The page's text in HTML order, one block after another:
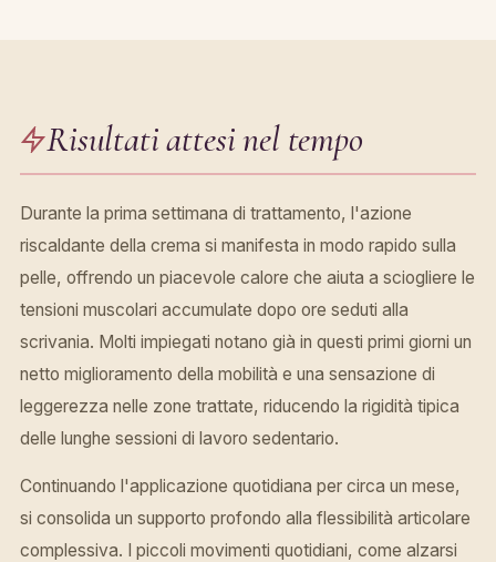
Risultati attesi nel tempo
Durante la prima settimana di trattamento, l'azione
riscaldante della crema si manifesta in modo rapido sulla
pelle, offrendo un piacevole calore che aiuta a sciogliere le
tensioni muscolari accumulate dopo ore seduti alla
scrivania. Molti impiegati notano già in questi primi giorni un
netto miglioramento della mobilità e una sensazione di
leggerezza nelle zone trattate, riducendo la rigidità tipica
delle lunghe sessioni di lavoro sedentario.
Continuando l'applicazione quotidiana per circa un mese,
si consolida un supporto profondo alla flessibilità articolare
complessiva. I piccoli movimenti quotidiani, come alzarsi